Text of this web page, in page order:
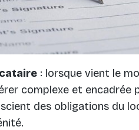
: lorsque vient le
complexe et
des obligations du